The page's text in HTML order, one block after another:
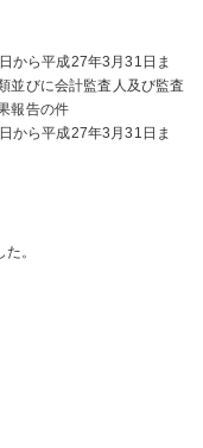
から平成27年3月31日ま
並びに会計監査人及び監査
報告の件
から平成27年3月31日ま
。